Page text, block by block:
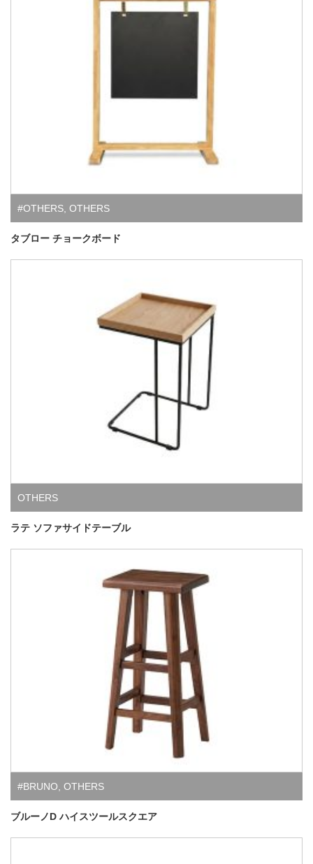
#OTHERS OTHERS
タブロー チョークボード
OTHERS
ラテ ソファサイドテーブル
#BRUNO, OTHERS
ブルーノD ハイスツールスクエア